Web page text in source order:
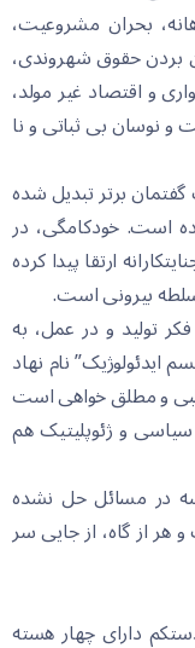
بحران مشروعیت،
بردن حقوق شهروندی،
و اقتصاد غیر مولد،
و نوسان بی ثباتی و نا
برتر تبدیل شدە
است. خودکامگی، در
ارتقا پیدا کردە
بیرونی است.
تولید و در عمل، بە
نام نهاد
و مطلق خواهی است
و ژئوپلیتیک هم
در مسائل حل نشدە
هر از گاە، از جایی سر
دارای چهار هستە